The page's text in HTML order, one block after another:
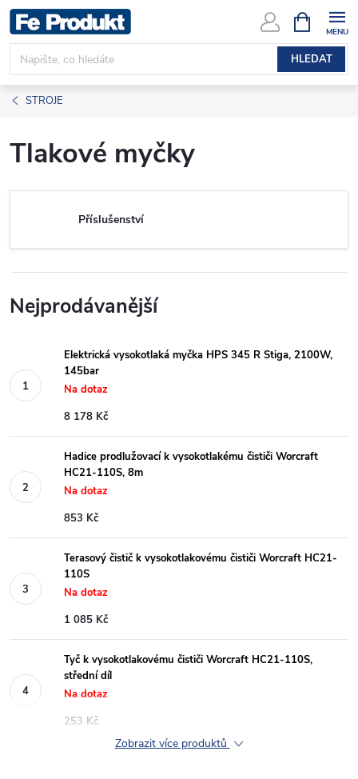
Přejít
na
obsah
HLEDAT
NÁKUPNÍ
KOŠÍK
STROJE
Tlakové myčky
Příslušenství
Nejprodávanější
Elektrická vysokotlaká myčka HPS 345 R Stiga, 2100W,
145bar
Na dotaz
8 178 Kč
Hadice prodlužovací k vysokotlakému čističi Worcraft
HC21-110S, 8m
Na dotaz
853 Kč
Terasový čistič k vysokotlakovému čističi Worcraft HC21-
110S
Na dotaz
1 085 Kč
Tyč k vysokotlakovému čističi Worcraft HC21-110S,
střední díl
Na dotaz
253 Kč
Zobrazit více produktů